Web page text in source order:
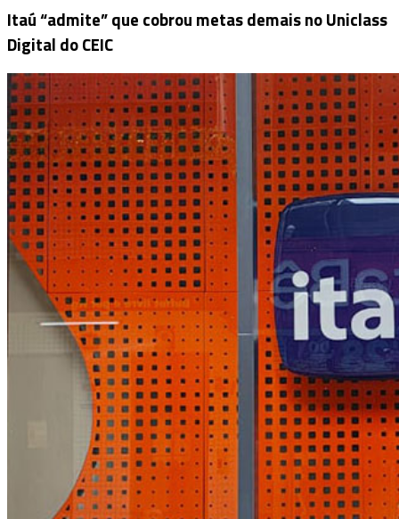
Itaú “admite” que cobrou metas demais no Uniclass
Digital do CEIC